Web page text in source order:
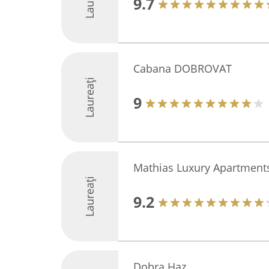
Laureați
Cabana DOBROVAT
9
Laureați
Mathias Luxury
9.2